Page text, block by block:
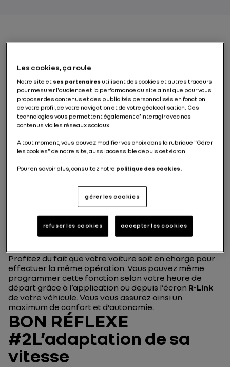
préconditionnement de
l’habitacle
Gagner en confort et en
Le saviez-vous ? Chauffer un véhicule consomme
jusqu’à dix fois plus d’énergie que de le maintenir à
température. Préchauffer votre voiture est donc le
bon réflexe à adopter. Pour cela, rien de plus facile.
Deux options s’offrent à vous.
préchauffez ou climatisez
votre véhicule durant 5
minutes. Cette action ne consomme alors que 3
Profitez du fait que votre voiture soit en charge pour
effectuer la même opération. Vous pouvez même
programmer cette fonction selon votre heure de
départ grâce à l’application ou depuis l’écran R-Link
de votre véhicule. Vous vous assurez ainsi un
maximum de confort et d’autonomie.
BON RÉFLEXE
#2L’adaptation de sa
vitesse
Les cookies, ça roule
Notre site et ses partenaires utilisent des cookies et autres traceurs
pour mesurer l'audience et la performance du site ainsi que pour vous
proposer des contenus et des publicités personnalisés en fonction
de votre profil, de votre navigation et de votre géolocalisation. Ces
technologies vous permettent également d’interagir avec nos
contenus via les réseaux sociaux.
A tout moment, vous pouvez modifier vos choix dans la rubrique "Gérer
les cookies" de notre site, aussi accessible depuis cet écran.
Pour en savoir plus, consultez notre politique des cookies.
gérer les cookies
refuser les cookies accepter les cookies